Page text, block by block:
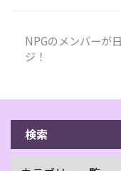
NPGのメンバーが
ジ！
検索